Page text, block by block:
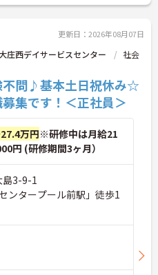
更新日：2026年08月07日
庄西デイサービスセンター
社会
不問♪基本土日祝休み☆
集です！＜正社員＞
万円※研修中は月給21
円 (研修期間3ヶ月）
島3-9-1
ンタープール前駅」徒歩1